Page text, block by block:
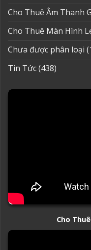
Cho Thuê Âm Thanh
Cho Thuê Màn Hình
Chưa được phân loại
Tin Tức(438)
Cho